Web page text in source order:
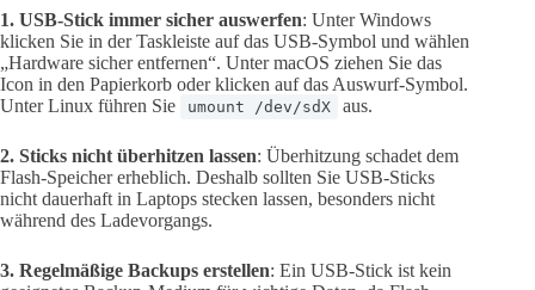
1. USB-Stick immer sicher auswerfen: Unter Windows
klicken Sie in der Taskleiste auf das USB-Symbol und wählen
„Hardware sicher entfernen“. Unter macOS ziehen Sie das
Icon in den Papierkorb oder klicken auf das Auswurf-Symbol.
Unter Linux führen Sie
umount /dev/sdX aus.
2. Sticks nicht überhitzen lassen: Überhitzung schadet dem
Flash-Speicher erheblich. Deshalb sollten Sie USB-Sticks
nicht dauerhaft in Laptops stecken lassen, besonders nicht
während des Ladevorgangs.
3. Regelmäßige Backups erstellen: Ein USB-Stick ist kein